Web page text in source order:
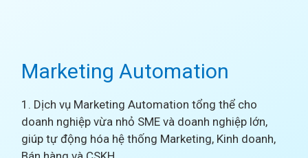
Marketing Automation
1. Dịch vụ Marketing Automation tổng thể cho
doanh nghiệp vừa nhỏ SME và doanh nghiệp lớn,
giúp tự động hóa hệ thống Marketing, Kinh doanh,